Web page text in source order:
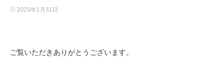
2023年1月31日
ご覧いただきありがとうございます。